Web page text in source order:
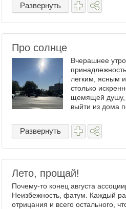
Развернуть
Про солнце
Вчерашнее
легким, ясным
столько
щемящей душу,
выйти из дома
пройтись
следую на
Развернуть
Лето, прощай!
Почему-то конец августа
Неизбежность, фатум. Каждый
отрицания и всего остального,